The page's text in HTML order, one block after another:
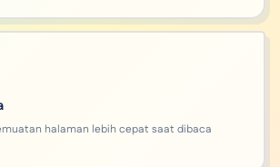
halaman lebih cepat saat dibaca